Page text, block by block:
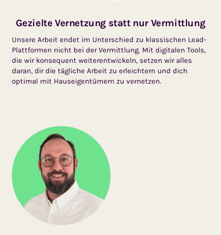
Gezielte Vernetzung statt nur Vermittlung
Unsere Arbeit endet im Unterschied zu klassischen Lead-
Plattformen nicht bei der Vermittlung. Mit digitalen Tools,
die wir konsequent weiterentwickeln, setzen wir alles
daran, dir die tägliche Arbeit zu erleichtern und dich
optimal mit Hauseigentümern zu vernetzen.